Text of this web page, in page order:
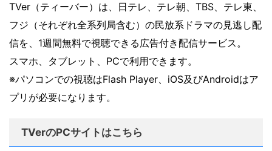
TVer（ティーバー）は、日テレ、テレ朝、TBS、テレ東、
フジ（それぞれ全系列局含む）の民放系ドラマの見逃し配
信を、1週間無料で視聴できる広告付き配信サービス。
スマホ、タブレット、PCで利用できます。
※パソコンでの視聴はFlash Player、iOS及びAndroidはア
プリが必要になります。
TVerのPCサイトはこちら